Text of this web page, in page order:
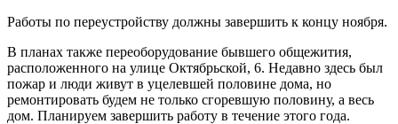
Работы по переустройству должны завершить к концу ноября.
В планах также переоборудование бывшего общежития,
расположенного на улице Октябрьской, 6. Недавно здесь был
пожар и люди живут в уцелевшей половине дома, но
ремонтировать будем не только сгоревшую половину, а весь
дом. Планируем завершить работу в течение этого года.